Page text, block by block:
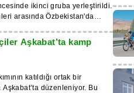
ikinci gruba yerleştirildi.
arasında Özbekistan'da
şimdiden belirlendi.
Suudi Arabistan,
milli takımları yer alıyor.
tek eleme turunda
yer alacak. Grup birincileri
Aşkabat’ta kamp
katıldığı ortak bir
düzenleniyor. Bu